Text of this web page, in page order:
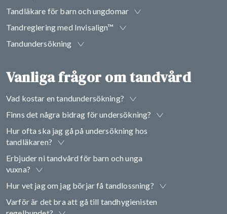
Tandläkare för barn och ungdomar
Tandreglering med Invisalign™
Tandundersökning
Vanliga frågor om tandvård
Vad kostar en tandundersökning?
Finns det några bidrag för undersökning?
Hur ofta ska jag gå på undersökning hos
tandläkaren?
Erbjuder ni tandvård för barn och unga
vuxna?
Hur vet jag om jag börjar få tandlossning?
Varför är det bra att gå till tandhygienisten